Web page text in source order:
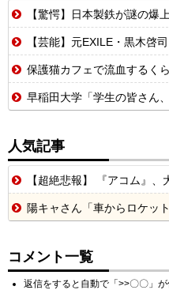
【驚愕】日本製鉄が謎の爆
【芸能】元EXILE・黒木啓司、妻
保護猫カフェで流血するくらい引っ
早稲田大学「学生の皆さん、近隣
人気記事
【超絶悲報】 『アコム』、
陽キャさん「車からロケット花火打ち上げた
コメント一覧
返信をすると自動で「>>〇〇」が